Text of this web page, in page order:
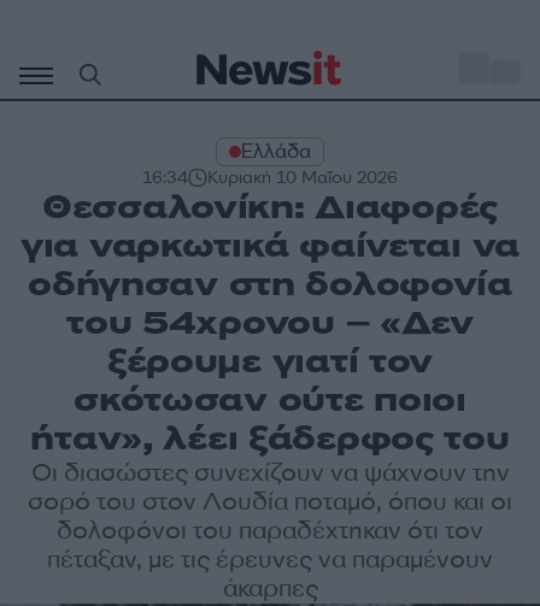
περιεχόμενο
Ελλάδα
16:34 Κυριακή 10 Μαΐου 2026
Θεσσαλονίκη: Διαφορές
για ναρκωτικά φαίνεται να
οδήγησαν στη δολοφονία
του 54χρονου – «Δεν
ξέρουμε γιατί τον
σκότωσαν ούτε ποιοι
ήταν», λέει ξάδερφος του
Οι διασώστες συνεχίζουν να ψάχνουν την
σορό του στον Λουδία ποταμό, όπου και οι
δολοφόνοι του παραδέχτηκαν ότι τον
πέταξαν, με τις έρευνες να παραμένουν
άκαρπες